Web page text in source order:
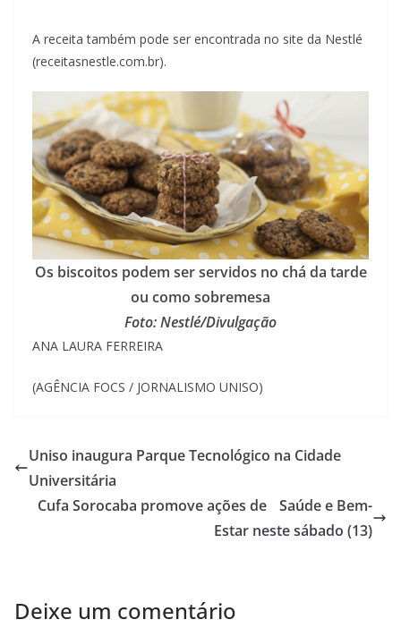
A receita também pode ser encontrada no site da Nestlé
(receitasnestle.com.br).
Os biscoitos podem ser servidos no chá da tarde
ou como sobremesa
Foto: Nestlé/Divulgação
ANA LAURA FERREIRA
(AGÊNCIA FOCS / JORNALISMO UNISO)
Uniso inaugura Parque Tecnológico na Cidade
Universitária
Cufa Sorocaba promove ações de Saúde e Bem-
Estar neste sábado (13)
Deixe um comentário